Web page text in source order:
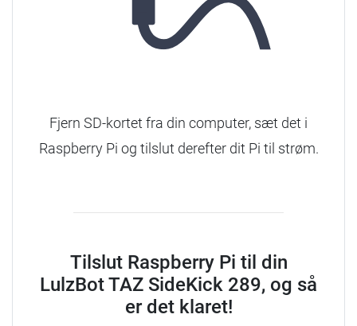
Fjern SD-kortet fra din computer, sæt det i
Raspberry Pi og tilslut derefter dit Pi til strøm.
Tilslut Raspberry Pi til din
LulzBot TAZ SideKick 289, og så
er det klaret!